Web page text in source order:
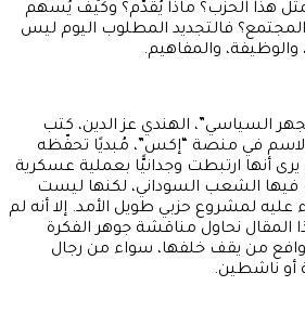
هذا الحزب؟ ماذا يُقدّم؟ وكيف يُسهم
فالتجديد المطلوب اليوم ليس
والمفاهيم.
السياسي”، الهندي عز الدين، كتب
في منصة “إكس”، مُبديًا تحفّظه
يرى أنها ارتبطت وجدانيًّا بعملية عسكرية
فيها الشعب السوداني، لكنها ليست
عليه لمشروع حزبي طويل الأمد. إلا أنه لم
نحاول مناقشة جوهر الفكرة
من يقف خلفها، سواء من رجال
أو ناشطين.